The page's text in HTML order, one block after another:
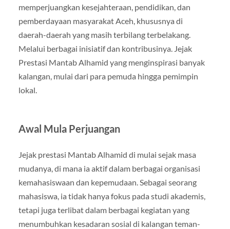
memperjuangkan kesejahteraan, pendidikan, dan
pemberdayaan masyarakat Aceh, khususnya di
daerah-daerah yang masih terbilang terbelakang.
Melalui berbagai inisiatif dan kontribusinya. Jejak
Prestasi Mantab Alhamid yang menginspirasi banyak
kalangan, mulai dari para pemuda hingga pemimpin
lokal.
Awal Mula Perjuangan
Jejak prestasi Mantab Alhamid di mulai sejak masa
mudanya, di mana ia aktif dalam berbagai organisasi
kemahasiswaan dan kepemudaan. Sebagai seorang
mahasiswa, ia tidak hanya fokus pada studi akademis,
tetapi juga terlibat dalam berbagai kegiatan yang
menumbuhkan kesadaran sosial di kalangan teman-